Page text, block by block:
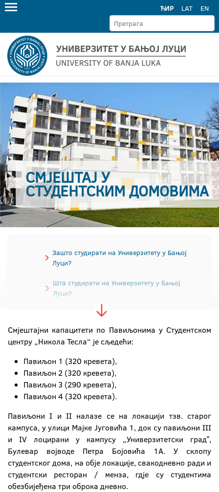
ЋИР LAT EN
СМЈЕШТАЈ У
СТУДЕНТСКИМ ДОМОВИМА
Зашто студирати на Универзитету у Бањој
Луци?
Шта студирати на Универзитету у Бањој
Луци?
Водич за упис студената
Правила студирања
Припремна настава за бруцоше
Конкурс за упис
Пријемни испит
Контакт подаци факултета
Студентске службе
Смјештај у студентским домовима
Смјештајни капацитети по Павиљонима у Студентском
центру „Никола Тесла“ је сљедећи:
Павиљон 1 (320 кревета),
Павиљон 2 (320 кревета),
Павиљон 3 (290 кревета),
Павиљон 4 (320 кревета).
Павиљони I и II налазе се на локацији тзв. старог
кампуса, у улици Мајке Југовића 1, док су павиљони III
и IV лоцирани у кампусу „Универзитетски градˮ,
Булевар војводе Петра Бојовића 1А. У склопу
студентског дома, на обје локације, свакодневно ради и
студентски ресторан / менза, гдје су студентима
обезбијеђена три оброка дневно.